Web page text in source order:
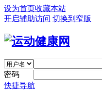
设为首页收藏本站
开启辅助访问 切换到窄版
密码
快捷导航